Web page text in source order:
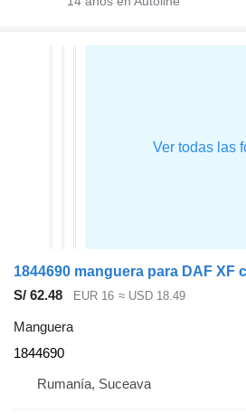
1844690 manguera para DAF XF
S/ 62.48
EUR 16 ≈ USD 18.49
Manguera
1844690
Rumanía, Suceava